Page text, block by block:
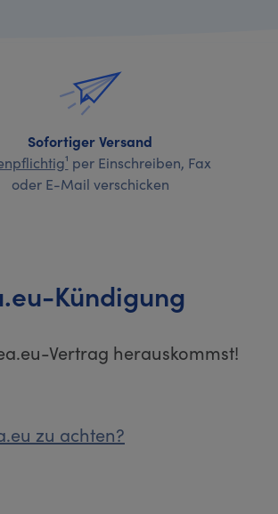
Sofortiger Versand
per Einschreiben, Fax
oder E-Mail verschicken
Kündigung
Vertrag herauskommst!
zu achten?